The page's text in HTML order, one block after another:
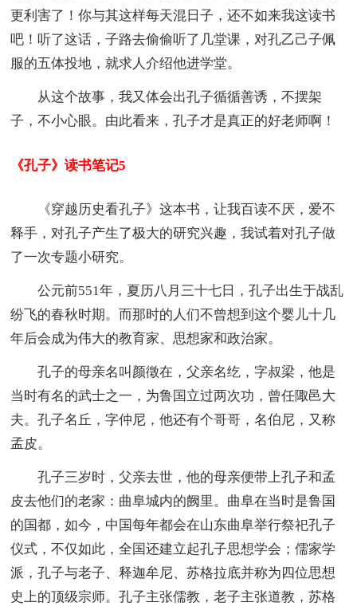
更利害了！你与其这样每天混日子，还不如来我这读书
吧！听了这话，子路去偷偷听了几堂课，对孔乙己子佩
服的五体投地，就求人介绍他进学堂。
从这个故事，我又体会出孔子循循善诱，不摆架
子，不小心眼。由此看来，孔子才是真正的好老师啊！
《孔子》读书笔记5
《穿越历史看孔子》这本书，让我百读不厌，爱不
释手，对孔子产生了极大的研究兴趣，我试着对孔子做
了一次专题小研究。
公元前551年，夏历八月三十七日，孔子出生于战乱
纷飞的春秋时期。而那时的人们不曾想到这个婴儿十几
年后会成为伟大的教育家、思想家和政治家。
孔子的母亲名叫颜徵在，父亲名纥，字叔梁，他是
当时有名的武士之一，为鲁国立过两次功，曾任陬邑大
夫。孔子名丘，字仲尼，他还有个哥哥，名伯尼，又称
孟皮。
孔子三岁时，父亲去世，他的母亲便带上孔子和孟
皮去他们的老家：曲阜城内的阙里。曲阜在当时是鲁国
的国都，如今，中国每年都会在山东曲阜举行祭祀孔子
仪式，不仅如此，全国还建立起孔子思想学会；儒家学
派，孔子与老子、释迦牟尼、苏格拉底并称为四位思想
史上的顶级宗师。孔子主张儒教，老子主张道教，苏格